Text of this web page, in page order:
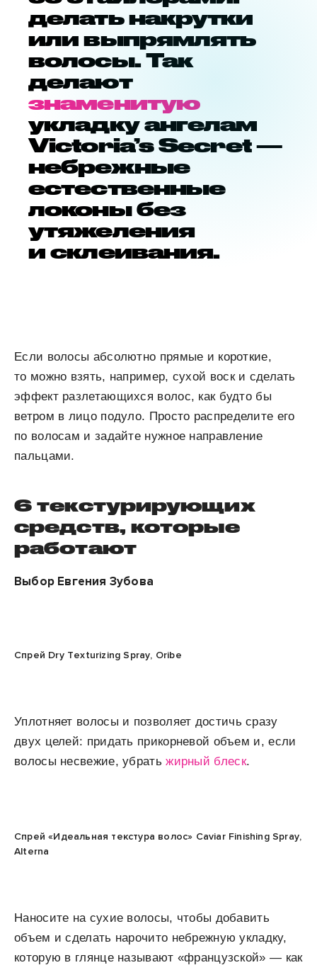
делать накрутки
или выпрямлять
волосы. Так
делают
знаменитую
укладку ангелам
Victoria’s Secret —
небрежные
естественные
локоны без
утяжеления
и склеивания.
Если волосы абсолютно прямые и короткие,
то можно взять, например, сухой воск и сделать
эффект разлетающихся волос, как будто бы
ветром в лицо подуло. Просто распределите его
по волосам и задайте нужное направление
пальцами.
6 текстурирующих
средств, которые
работают
Выбор Евгения Зубова
Спрей Dry Texturizing Spray, Oribe
Уплотняет волосы и позволяет достичь сразу
двух целей: придать прикорневой объем и, если
волосы несвежие, убратьжирный блеск.
Спрей «Идеальная текстура волос» Caviar Finishing Spray,
Alterna
Наносите на сухие волосы, чтобы добавить
объем и сделать нарочито небрежную укладку,
которую в глянце называют «французской» — как